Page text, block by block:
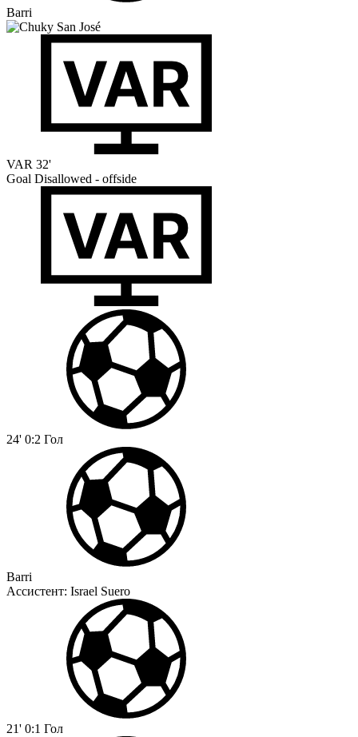
Barri
VAR 32'
Goal Disallowed - offside
24' 0:2 Гол
Barri
Ассистент: Israel Suero
21' 0:1 Гол